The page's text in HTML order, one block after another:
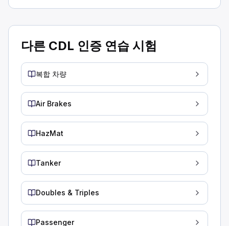
다음 중 옳은 설명을 고르십시오.
대부분의 차량은 낮보다 밤에 연료를 덜 사용합니다.
대부분의 도로는 밤에 덜 혼잡하여 사고 위험이 줄어듭니다.
차량 운전 중 운전자는 얼마나 멀리 앞을 내다봐야 합니까?
10-13초
12-15초.
운전 중에는 전방 12-15초 앞을 내다보는 것이 가장 좋습니다
반사 삼각형을 설치할 때 따라야 할 안전 수칙은 무엇입니까?
운전자의 주의를 산만하게 하지 않도록 어두운 옷을 입으십시
도로 모양에 관계없이 모두 일직선으로 배치하십시오.
자신과 다가오는 교통 사이에 삼각형을 잡으십시오.
안전 삼각대를 설치할 때는 자신과 다가오는 차량 사이에 설
도로 위 다른 운전자의 행동에 관한 설명 중 옳은 것은 무엇입
단기 또는 일일 렌터카 운전자는 종종 시야가 제한된 상태에
소형차 운전자는 대형 트럭의 사각지대를 이해하고 항상 멀리
다른 CDL 인증 연습 시험
복합 차량
Air Brakes
HazMat
Tanker
Doubles & Triples
Passenger